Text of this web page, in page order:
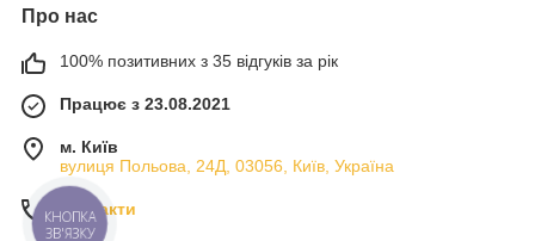
Про нас
100% позитивних з 35 відгуків за рік
Працює з 23.08.2021
м. Київ
вулиця Польова, 24Д, 03056, Київ, Україна
Контакти
КНОПКА
ЗВ'ЯЗКУ